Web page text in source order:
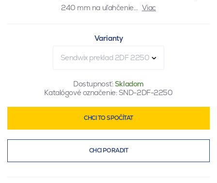
240 mm na uľahčenie… Viac
Varianty
Sendwix preklad 2DF 2250
Dostupnosť:Skladom
Katalógové označenie: SND-2DF-2250
CHCI TO SPOČÍTAT
CHCI PORADIT